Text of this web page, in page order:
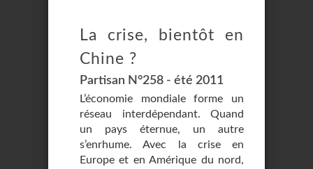
La crise, bientôt en
Chine ?
Partisan N°258 - été 2011
L’économie mondiale forme un
réseau interdépendant. Quand
un pays éternue, un autre
s’enrhume. Avec la crise en
Europe et en Amérique du nord,